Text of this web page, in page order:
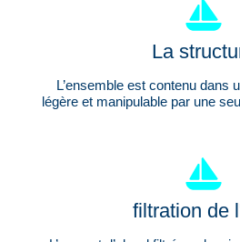
La
L’ensemble est contenu dans
légère et manipulable par une
filtration de